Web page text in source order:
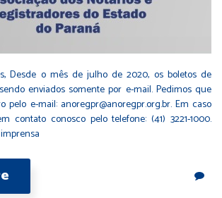
Desde o mês de julho de 2020, os boletos de
enviados somente por e-mail. Pedimos que
pelo e-mail: anoregpr@anoregpr.org.br. Em caso
contato conosco pelo telefone: (41) 3221-1000.